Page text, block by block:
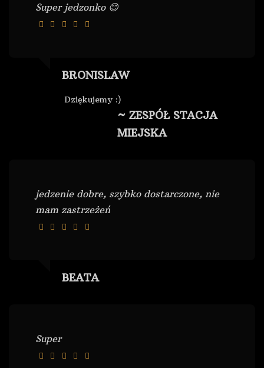
Super jedzonko 😊
BRONISLAW
Dziękujemy :)
~ ZESPÓŁ STACJA
MIEJSKA
jedzenie dobre, szybko dostarczone, nie
mam zastrzeżeń
BEATA
Super